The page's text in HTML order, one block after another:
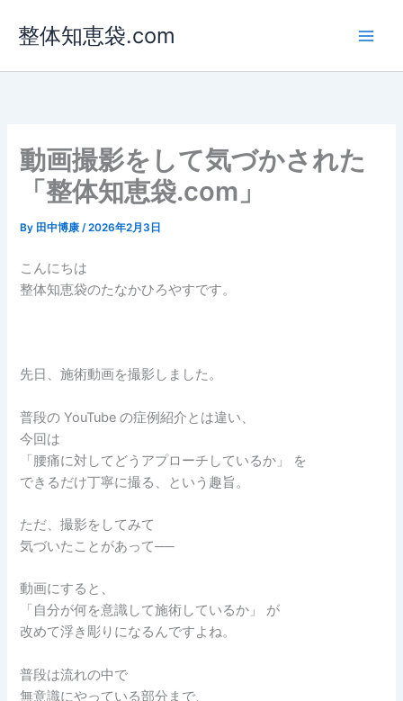
ス
整体知恵袋.com
動画撮影をして気づかされた
「整体知恵袋.com」
By 田中博康/2026年2月3日
こんにちは
整体知恵袋のたなかひろやすです。
先日、施術動画を撮影しました。
普段の YouTube の症例紹介とは違い、
今回は
「腰痛に対してどうアプローチしているか」 を
できるだけ丁寧に撮る、という趣旨。
ただ、撮影をしてみて
気づいたことがあって──
動画にすると、
「自分が何を意識して施術しているか」 が
改めて浮き彫りになるんですよね。
普段は流れの中で
無意識にやっている部分まで、